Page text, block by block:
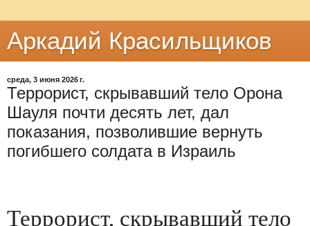
Аркадий Красильщиков
среда, 3 июня 2026 г.
Террорист, скрывавший тело Орона
Шауля почти десять лет, дал
показания, позволившие вернуть
погибшего солдата в Израиль
Террорист, скрывавший тело